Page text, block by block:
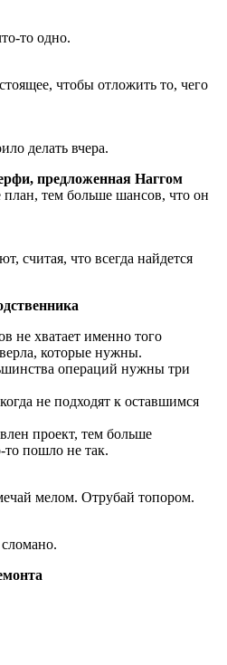
то одно.
чтобы отложить то, чего
делать вчера.
предложенная Наггом
тем больше шансов, что он
считая, что всегда найдется
не хватает именно того
которые нужны.
операций нужны три
не подходят к оставшимся
проект, тем больше
то пошло не так.
мелом. Отрубай топором.